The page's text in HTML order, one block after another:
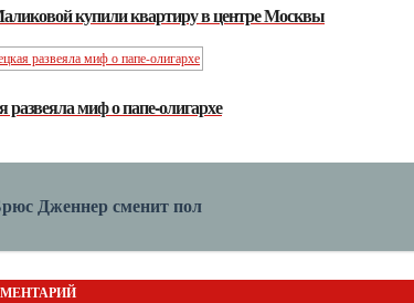
купили квартиру в центре Москвы
развеяла миф о папе-олигархе
Дженнер сменит пол